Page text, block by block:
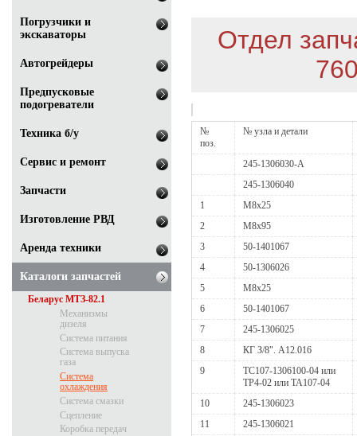
Отдел
№
поз.
№ узла и детали
245-1306030-А
245-1306040
1
M8х25
2
M8х95
3
50-1401067
4
50-1306026
5
M8х25
6
50-1401067
7
245-1306025
8
КГ З/8". А12.016
9
ТС107-1306100-04 или
ТР4-02 или ТА107-04
10
245-1306023
11
245-1306021
Погрузчики и
экскаваторы
Автогрейдеры
Предпусковые
подогреватели
Техника б/у
Сервис и ремонт
Запчасти
Изготовление РВД
Аренда техники
Каталоги запчастей
Беларус МТЗ-82.1
Механизмы
дизеля
Система питания
Система выпуска
газа
Система
охлаждения
Система смазки
Сцепление
Коробка передач